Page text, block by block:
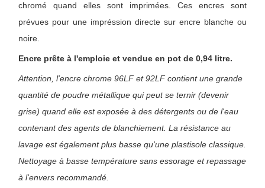
chromé quand elles sont imprimées. Ces encres sont
prévues pour une impréssion directe sur encre blanche ou
noire.
Encre prête à l'emploie et vendue en pot de 0,94 litre.
Attention, l'encre chrome 96LF et 92LF contient une grande
quantité de poudre métallique qui peut se ternir (devenir
grise) quand elle est exposée à des détergents ou de l'eau
contenant des agents de blanchiement. La résistance au
lavage est également plus basse qu'une plastisole classique.
Nettoyage à basse température sans essorage et repassage
à l'envers recommandé.